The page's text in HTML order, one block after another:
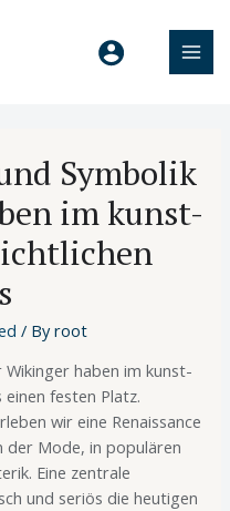
Symbolik
im kunst-
/ Byroot
haben im kunst-
festen Platz.
wir eine Renaissance
der Mode, in populären
Eine zentrale
und seriös die heutigen